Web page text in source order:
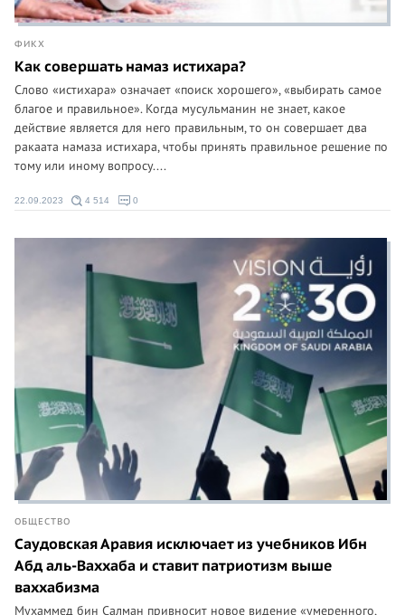
ФИКХ
Как совершать намаз истихара?
Слово «истихара» означает «поиск хорошего», «выбирать самое
благое и правильное». Когда мусульманин не знает, какое
действие является для него правильным, то он совершает два
ракаата намаза истихара, чтобы принять правильное решение по
тому или иному вопросу....
22.09.2023 4 514 0
ОБЩЕСТВО
Саудовская Аравия исключает из учебников Ибн
Абд аль-Ваххаба и ставит патриотизм выше
ваххабизма
Мухаммед бин Салман привносит новое видение «умеренного,